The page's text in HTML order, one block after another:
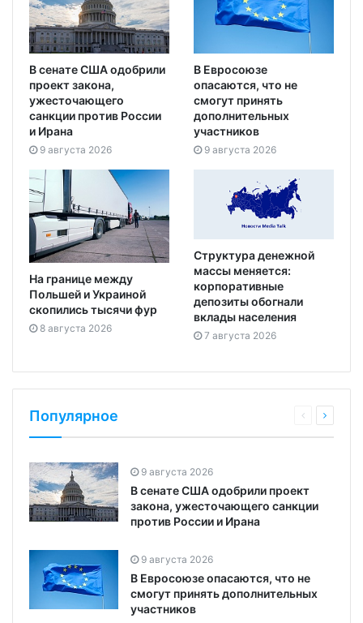
В сенате США одобрили
проект закона,
ужесточающего
санкции против России
и Ирана
9 августа 2026
В Евросоюзе
опасаются, что не
смогут принять
дополнительных
участников
9 августа 2026
На границе между
Польшей и Украиной
скопились тысячи фур
8 августа 2026
Структура денежной
массы меняется:
корпоративные
депозиты обогнали
вклады населения
7 августа 2026
Популярное
9 августа 2026
В сенате США одобрили проект
закона, ужесточающего санкции
против России и Ирана
9 августа 2026
В Евросоюзе опасаются, что не
смогут принять дополнительных
участников